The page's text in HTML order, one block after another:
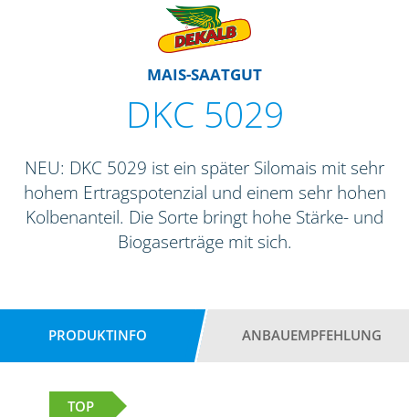
MAIS-SAATGUT
DKC 5029
NEU: DKC 5029 ist ein später Silomais mit sehr
hohem Ertragspotenzial und einem sehr hohen
Kolbenanteil. Die Sorte bringt hohe Stärke- und
Biogaserträge mit sich.
PRODUKTINFO ANBAUEMPFEHLUNG
TOP